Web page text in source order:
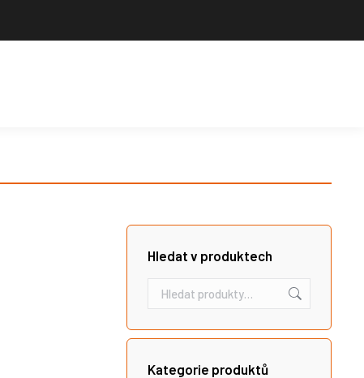
Hledat v produktech
Kategorie produktů